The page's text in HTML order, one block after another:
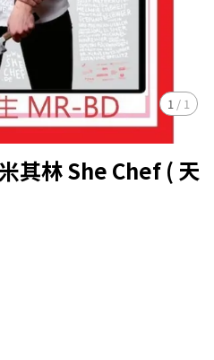
1 / 1
其林 She Chef ( 天